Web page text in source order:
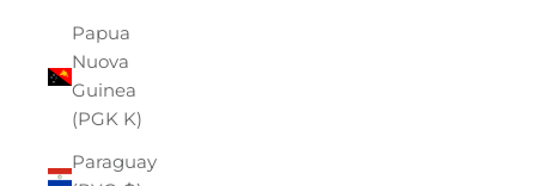
Papua
Nuova
Guinea
(PGK K)
Paraguay